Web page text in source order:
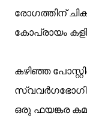
രോഗത്തിന്
കോപ്രായം
കഴിഞ്ഞ
ഒരു ഫയങ്കര